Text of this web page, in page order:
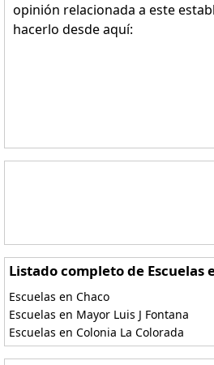
opinión relacionada a este
hacerlo desde aquí:
Listado completo de Escuelas
Escuelas en Chaco
Escuelas en Mayor Luis J Fontana
Escuelas en Colonia La Colorada